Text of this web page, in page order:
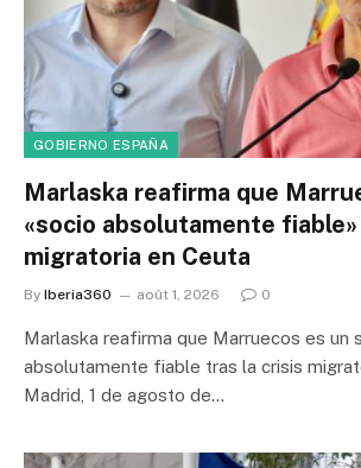
GOBIERNO ESPAÑA
Marlaska reafirma que
«socio absolutamente
migratoria en Ceuta
By Iberia360 août 1, 2026 0
Marlaska reafirma que Marruecos es un
absolutamente fiable tras la crisis
Madrid, 1 de agosto de…